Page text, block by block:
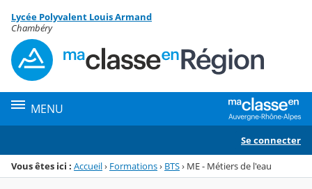
Menu de la rubrique
Contenu
Lycée Polyvalent Louis Armand
Chambéry
MENU
Se connecter
Vous êtes ici : Accueil› Formations› BTS› ME - Métiers de l'eau